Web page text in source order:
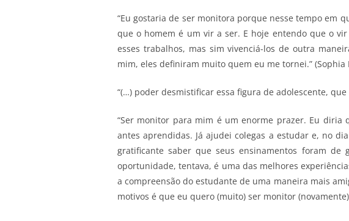
“Eu gostaria de ser monitora porque nesse tempo em
que o homem é um vir a ser. E hoje entendo que o
esses trabalhos, mas sim vivenciá-los de outra
mim, eles definiram muito quem eu me tornei.” (Sophia
“(…) poder desmistificar essa figura de adolescente,
“Ser monitor para mim é um enorme prazer. Eu
antes aprendidas. Já ajudei colegas a estudar e, no
gratificante saber que seus ensinamentos foram
oportunidade, tentava, é uma das melhores
a compreensão do estudante de uma maneira mais
motivos é que eu quero (muito) ser monitor